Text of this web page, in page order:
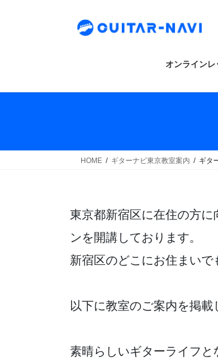
オンラインレ
HOME ギターナビ東京教室案内 ギタ
東京都新宿区に在住の方
ンを開講しております。
新宿区のどこにお住まいで
以下に教室のご案内を掲載
素晴らしいギターライフと